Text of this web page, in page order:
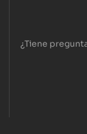
¿Tiene